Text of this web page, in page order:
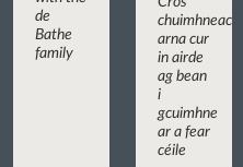
de
Bathe
family
arna cur
in airde
ag bean
i
gcuimhne
ar a fear
céile